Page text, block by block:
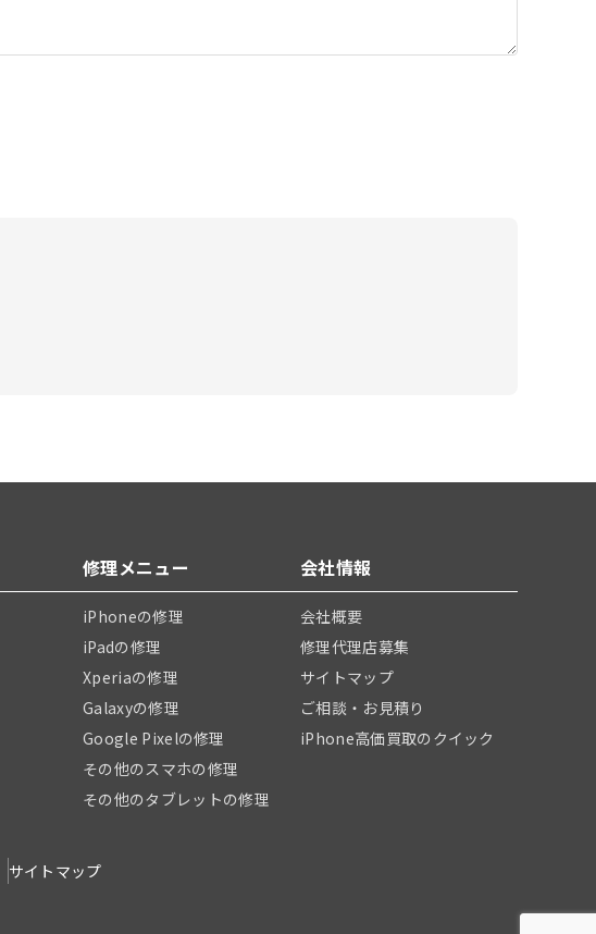
修理メニュー
iPhoneの修理
iPadの修理
Xperiaの修理
Galaxyの修理
Google Pixelの修理
その他のスマホの修理
その他のタブレットの修理
会社情報
会社概要
修理代理店募集
サイトマップ
ご相談・お見積り
iPhone高価買取のクイック
サイトマップ